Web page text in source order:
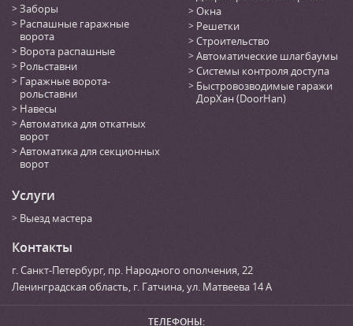
Заборы
Распашные гаражные
ворота
Ворота распашные
Рольставни
Гаражные ворота-
рольставни
Навесы
Автоматика для откатных
ворот
Автоматика для секционных
ворот
Окна
Решетки
Строительство
Автоматические шлагбаумы
Системы контроля доступа
Быстровозводимые гаражи
ДорХан (DoorHan)
Услуги
Выезд мастера
Контакты
г. Санкт-Петербург, пр. Народного ополчения, 22
Ленинградская область, г. Гатчина,ул. Матвеева 14 А
ТЕЛЕФОНЫ: